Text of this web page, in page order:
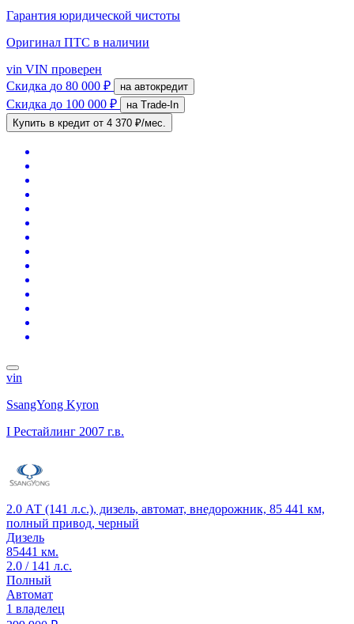
Гарантия юридической чистоты
Оригинал ПТС в наличии
vin VIN проверен
Скидка до 80 000 ₽ на автокредит
Скидка до 100 000 ₽
на Trade-In
Купить в кредит от 4 370 ₽/мес.
vin
SsangYong Kyron
I Рестайлинг 2007 г.в.
2.0 АТ (141 л.с.), дизель, автомат, внедорожник, 85 441 км,
полный привод, черный
Дизель
85441 км.
2.0 / 141 л.с.
Полный
Автомат
1 владелец